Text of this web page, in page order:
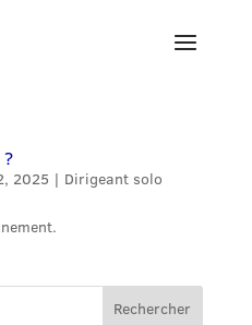
2025 | Dirigeant solo
Rechercher